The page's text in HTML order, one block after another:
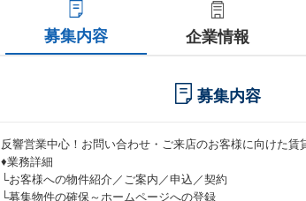
募集内容 企業情報
募集内容
反響営業中心！お問い合わせ・ご来店のお客様に向けた賃
♦業務詳細
└お客様への物件紹介／ご案内／申込／契約
└募集物件の確保～ホームページへの登録